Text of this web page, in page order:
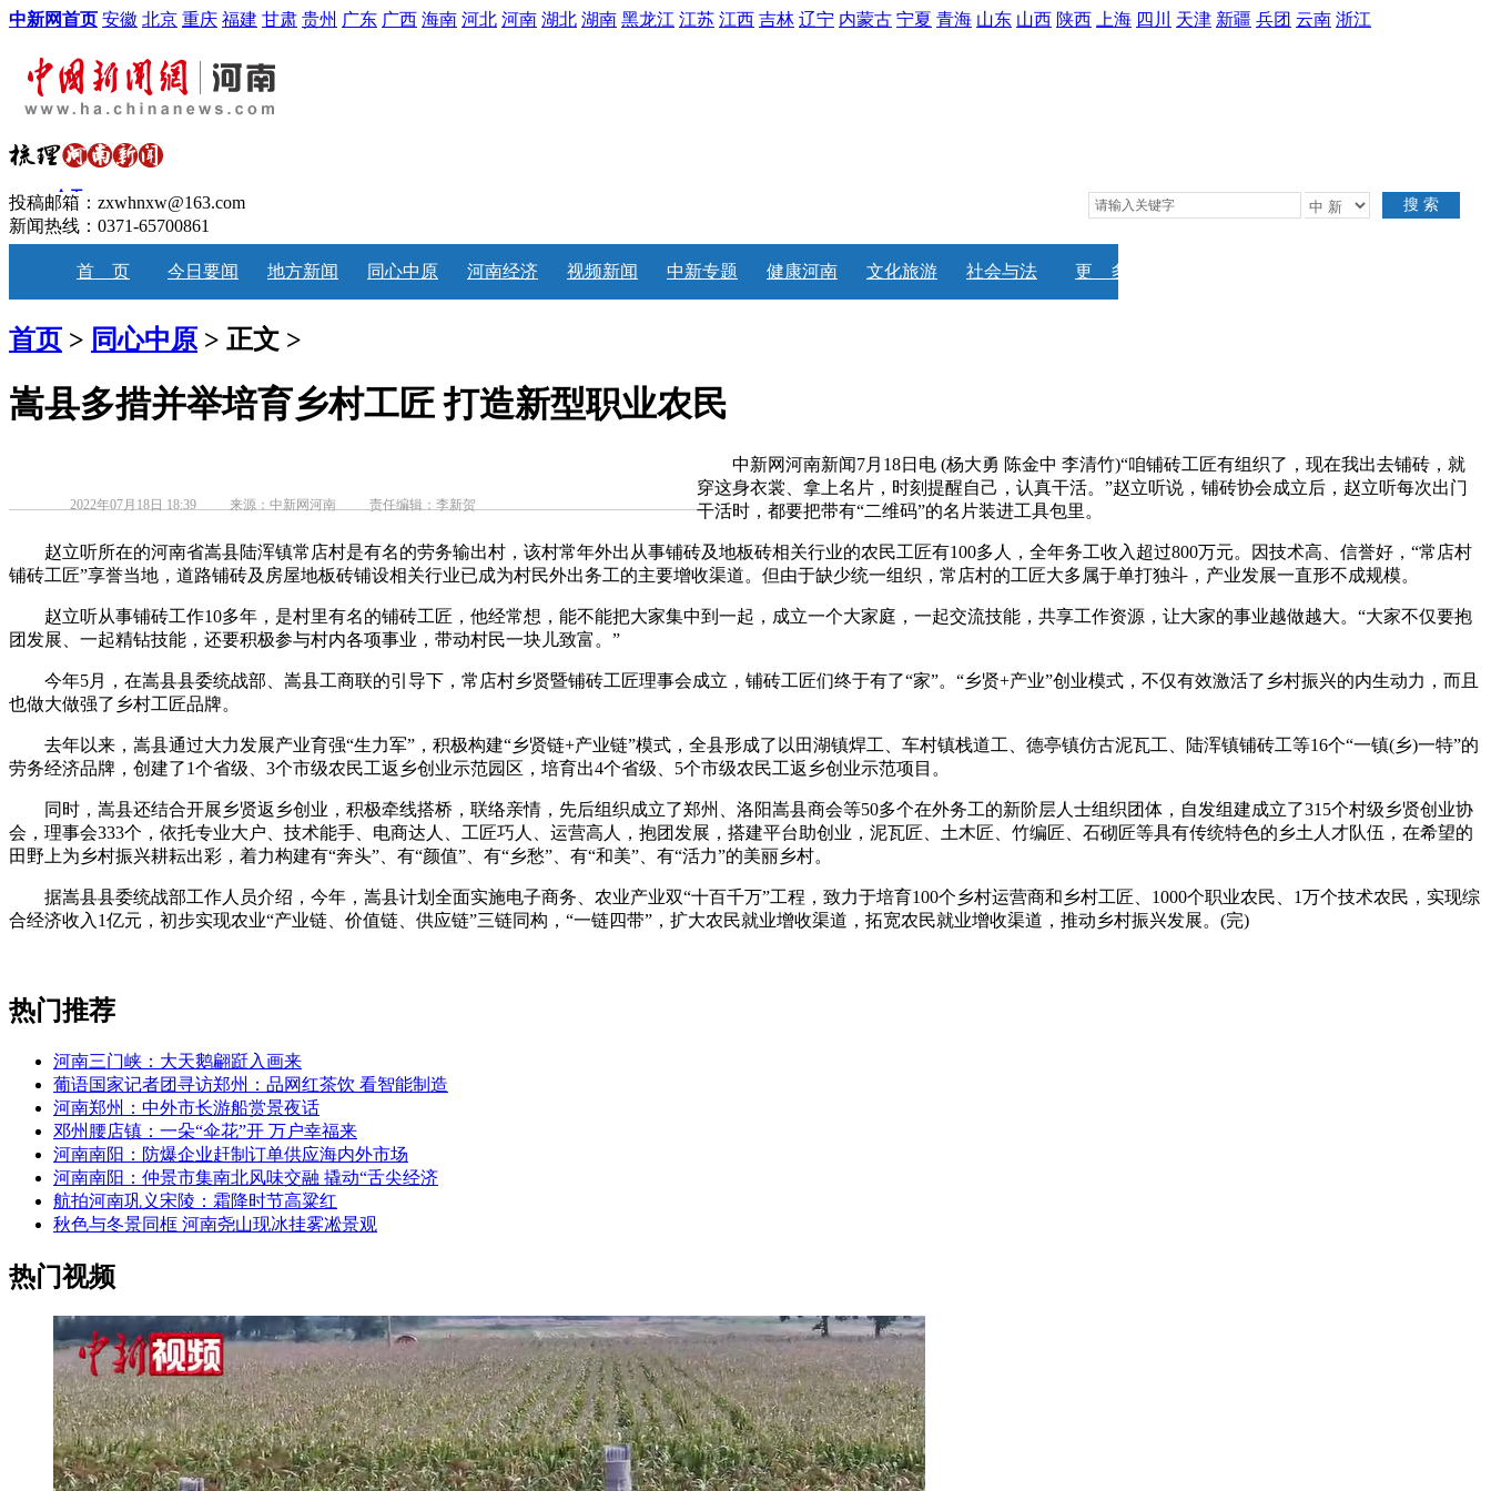
中新网首页 安徽 北京 重庆 福建 甘肃 贵州 广东 广西 海南 河北 河南 湖北 湖南 黑龙江 江苏 江西 吉林 辽宁 内蒙古 宁夏 青海 山东 山西 陕西 上海 四川 天津 新疆 兵团 云南 浙江
搜 索
投稿邮箱：zxwhnxw@163.com
新闻热线：0371-65700861
首 页 今日要闻 地方新闻 同心中原 河南经济 视频新闻 中新专题 健康河南 文化旅游 社会与法 更 多
首页 > 同心中原 > 正文 >
嵩县多措并举培育乡村工匠 打造新型职业农民
2022年07月18日 18:39 来源：中新网河南 责任编辑：李新贺
中新网河南新闻7月18日电 (杨大勇 陈金中 李清竹)“咱铺砖工匠有组织了，现在我出去铺砖，就
穿这身衣裳、拿上名片，时刻提醒自己，认真干活。”赵立听说，铺砖协会成立后，赵立听每次出门
干活时，都要把带有“二维码”的名片装进工具包里。
赵立听所在的河南省嵩县陆浑镇常店村是有名的劳务输出村，该村常年外出从事铺砖及地板砖相关行业的农民工匠有100多人，全年务工收入超过800万元。因技术高、信誉好，“常店村
铺砖工匠”享誉当地，道路铺砖及房屋地板砖铺设相关行业已成为村民外出务工的主要增收渠道。但由于缺少统一组织，常店村的工匠大多属于单打独斗，产业发展一直形不成规模。
赵立听从事铺砖工作10多年，是村里有名的铺砖工匠，他经常想，能不能把大家集中到一起，成立一个大家庭，一起交流技能，共享工作资源，让大家的事业越做越大。“大家不仅要抱
团发展、一起精钻技能，还要积极参与村内各项事业，带动村民一块儿致富。”
今年5月，在嵩县县委统战部、嵩县工商联的引导下，常店村乡贤暨铺砖工匠理事会成立，铺砖工匠们终于有了“家”。“乡贤+产业”创业模式，不仅有效激活了乡村振兴的内生动力，而且
也做大做强了乡村工匠品牌。
去年以来，嵩县通过大力发展产业育强“生力军”，积极构建“乡贤链+产业链”模式，全县形成了以田湖镇焊工、车村镇栈道工、德亭镇仿古泥瓦工、陆浑镇铺砖工等16个“一镇(乡)一特”的
劳务经济品牌，创建了1个省级、3个市级农民工返乡创业示范园区，培育出4个省级、5个市级农民工返乡创业示范项目。
同时，嵩县还结合开展乡贤返乡创业，积极牵线搭桥，联络亲情，先后组织成立了郑州、洛阳嵩县商会等50多个在外务工的新阶层人士组织团体，自发组建成立了315个村级乡贤创业协
会，理事会333个，依托专业大户、技术能手、电商达人、工匠巧人、运营高人，抱团发展，搭建平台助创业，泥瓦匠、土木匠、竹编匠、石砌匠等具有传统特色的乡土人才队伍，在希望的
田野上为乡村振兴耕耘出彩，着力构建有“奔头”、有“颜值”、有“乡愁”、有“和美”、有“活力”的美丽乡村。
据嵩县县委统战部工作人员介绍，今年，嵩县计划全面实施电子商务、农业产业双“十百千万”工程，致力于培育100个乡村运营商和乡村工匠、1000个职业农民、1万个技术农民，实现综
合经济收入1亿元，初步实现农业“产业链、价值链、供应链”三链同构，“一链四带”，扩大农民就业增收渠道，拓宽农民就业增收渠道，推动乡村振兴发展。(完)
热门推荐
河南三门峡：大天鹅翩跹入画来
葡语国家记者团寻访郑州：品网红茶饮 看智能制造
河南郑州：中外市长游船赏景夜话
邓州腰店镇：一朵“伞花”开 万户幸福来
河南南阳：防爆企业赶制订单供应海内外市场
河南南阳：仲景市集南北风味交融 撬动“舌尖经济
航拍河南巩义宋陵：霜降时节高粱红
秋色与冬景同框 河南尧山现冰挂雾凇景观
热门视频